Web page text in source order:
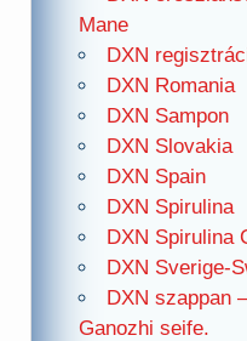
Mane
DXN
DXN Romania
DXN Sampon
DXN Slovakia
DXN Spain
DXN Spirulina
DXN Spirulina
DXN Sverige-
DXN szappan
Ganozhi seife.